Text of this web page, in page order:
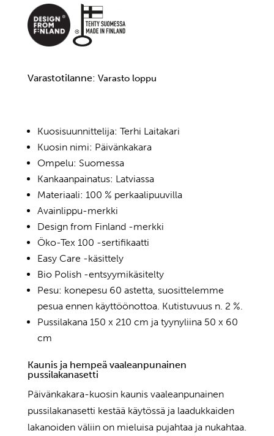
Varastotilanne: Varasto loppu
Kuosisuunnittelija: Terhi Laitakari
Kuosin nimi: Päivänkakara
Ompelu: Suomessa
Kankaanpainatus: Latviassa
Materiaali: 100 % perkaalipuuvilla
Avainlippu-merkki
Design from Finland -merkki
Öko-Tex 100 -sertifikaatti
Easy Care -käsittely
Bio Polish -entsyymikäsitelty
Pesu: konepesu 60 astetta, suosittelemme
pesua ennen käyttöönottoa. Kutistuvuus n. 2 %.
Pussilakana 150 x 210 cm ja tyynyliina 50 x 60
cm
Kaunis ja hempeä vaaleanpunainen
pussilakanasetti
Päivänkakara-kuosin kaunis vaaleanpunainen
pussilakanasetti kestää käytössä ja laadukkaiden
lakanoiden väliin on mieluisa pujahtaa ja nukahtaa.